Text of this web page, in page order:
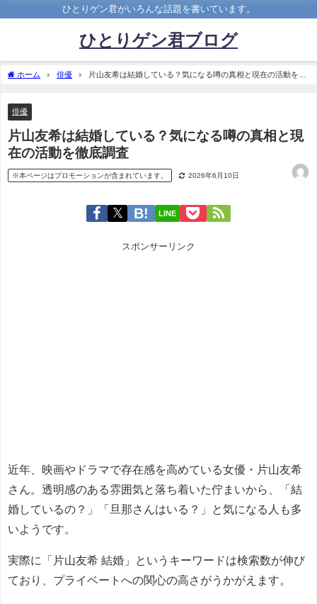
ひとりゲン君がいろんな話題を書いています。
ひとりゲン君ブログ
ホーム 俳優
片山友希は結婚している？気になる噂の真相と現在の活動を徹
俳優
片山友希は結婚している？気になる噂の真相と現
在の活動を徹底調査
※本ページはプロモーションが含まれています。 2026年6月10日
LINE
スポンサーリンク
近年、映画やドラマで存在感を高めている女優・片山友希
さん。透明感のある雰囲気と落ち着いた佇まいから、「結
婚しているの？」「旦那さんはいる？」と気になる人も多
いようです。
実際に「片山友希 結婚」というキーワードは検索数が伸び
ており、プライベートへの関心の高さがうかがえます。